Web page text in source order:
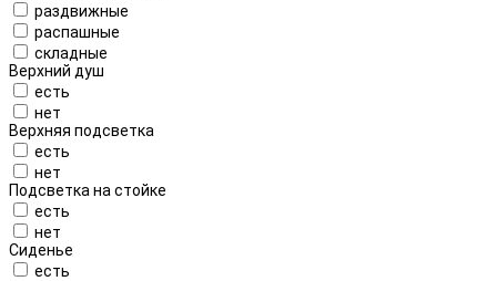
раздвижные
распашные
складные
Верхний душ
есть
нет
Верхняя подсветка
есть
нет
Подсветка на стойке
есть
нет
Сиденье
есть